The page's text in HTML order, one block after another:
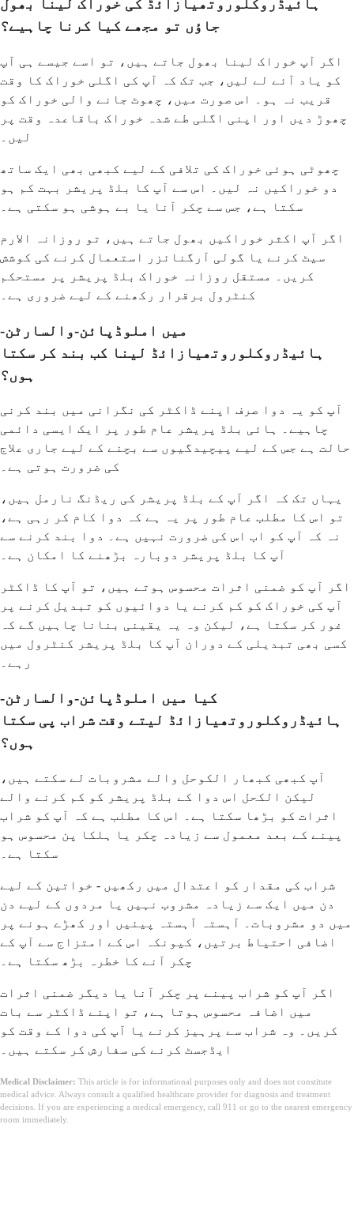
ہائیڈروکلوروتھیازائڈ کی خوراک لینا بھول
جاؤں تو مجھے کیا کرنا چاہیے؟
اگر آپ خوراک لینا بھول جاتے ہیں، تو اسے جیسے ہی آپ
کو یاد آئے لے لیں، جب تک کہ آپ کی اگلی خوراک کا وقت
قریب نہ ہو۔ اس صورت میں، چھوٹ جانے والی خوراک کو
چھوڑ دیں اور اپنی اگلی طے شدہ خوراک باقاعدہ وقت پر
لیں۔
چھوٹی ہوئی خوراک کی تلافی کے لیے کبھی بھی ایک ساتھ
دو خوراکیں نہ لیں۔ اس سے آپ کا بلڈ پریشر بہت کم ہو
سکتا ہے، جس سے چکر آنا یا بے ہوشی ہو سکتی ہے۔
اگر آپ اکثر خوراکیں بھول جاتے ہیں، تو روزانہ الارم
سیٹ کرنے یا گولی آرگنائزر استعمال کرنے کی کوشش
کریں۔ مستقل روزانہ خوراک بلڈ پریشر پر مستحکم
کنٹرول برقرار رکھنے کے لیے ضروری ہے۔
میں املوڈپائن-والسارٹن-
ہائیڈروکلوروتھیازائڈ لینا کب بند کر سکتا
ہوں؟
آپ کو یہ دوا صرف اپنے ڈاکٹر کی نگرانی میں بند کرنی
چاہیے۔ ہائی بلڈ پریشر عام طور پر ایک ایسی دائمی
حالت ہے جس کے لیے پیچیدگیوں سے بچنے کے لیے جاری علاج
کی ضرورت ہوتی ہے۔
یہاں تک کہ اگر آپ کے بلڈ پریشر کی ریڈنگ نارمل ہیں،
تو اس کا مطلب عام طور پر یہ ہے کہ دوا کام کر رہی ہے،
نہ کہ آپ کو اب اس کی ضرورت نہیں ہے۔ دوا بند کرنے سے
آپ کا بلڈ پریشر دوبارہ بڑھنے کا امکان ہے۔
اگر آپ کو ضمنی اثرات محسوس ہوتے ہیں، تو آپ کا ڈاکٹر
آپ کی خوراک کو کم کرنے یا دوائیوں کو تبدیل کرنے پر
غور کر سکتا ہے، لیکن وہ یہ یقینی بنانا چاہیں گے کہ
کسی بھی تبدیلی کے دوران آپ کا بلڈ پریشر کنٹرول میں
رہے۔
کیا میں املوڈپائن-والسارٹن-
ہائیڈروکلوروتھیازائڈ لیتے وقت شراب پی سکتا
ہوں؟
آپ کبھی کبھار الکوحل والے مشروبات لے سکتے ہیں،
لیکن الکحل اس دوا کے بلڈ پریشر کو کم کرنے والے
اثرات کو بڑھا سکتا ہے۔ اس کا مطلب ہے کہ آپ کو شراب
پینے کے بعد معمول سے زیادہ چکر یا ہلکا پن محسوس ہو
سکتا ہے۔
شراب کی مقدار کو اعتدال میں رکھیں - خواتین کے لیے
دن میں ایک سے زیادہ مشروب نہیں یا مردوں کے لیے دن
میں دو مشروبات۔ آہستہ آہستہ پیئیں اور کھڑے ہونے پر
اضافی احتیاط برتیں، کیونکہ اس کے امتزاج سے آپ کے
چکر آنے کا خطرہ بڑھ سکتا ہے۔
اگر آپ کو شراب پینے پر چکر آنا یا دیگر ضمنی اثرات
میں اضافہ محسوس ہوتا ہے، تو اپنے ڈاکٹر سے بات
کریں۔ وہ شراب سے پرہیز کرنے یا آپ کی دوا کے وقت کو
ایڈجسٹ کرنے کی سفارش کر سکتے ہیں۔
Medical Disclaimer: This article is for informational purposes only and does not constitute
medical advice. Always consult a qualified healthcare provider for diagnosis and treatment
decisions. If you are experiencing a medical emergency, call 911 or go to the nearest emergency
room immediately.